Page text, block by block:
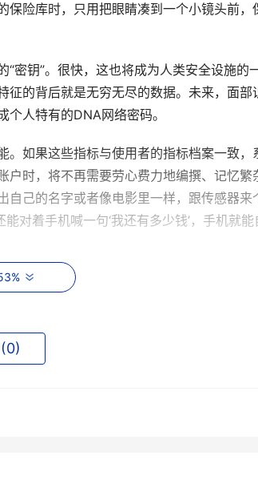
险库时，只用把眼睛凑到一个小镜头前，
密钥”。很快，这也将成为人类安全设施的
的背后就是无穷无尽的数据。未来，面部
人特有的DNA网络密码。
如果这些指标与使用者的指标档案一致，
时，将不再需要劳心费力地编撰、记忆繁
己的名字或者像电影里一样，跟传感器来
对着手机喊一句‘我还有多少钱’，手机就
报告称，人们的“一厢情愿”可能很快成真。
前就获得他们的想法，比如人类举手之前
0)